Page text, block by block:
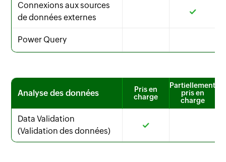
Connexions aux sources
de données externes
Power Query
Analyse des données
Pris en
charge
Partiellement
pris en
charge
Data Validation
(Validation des données)